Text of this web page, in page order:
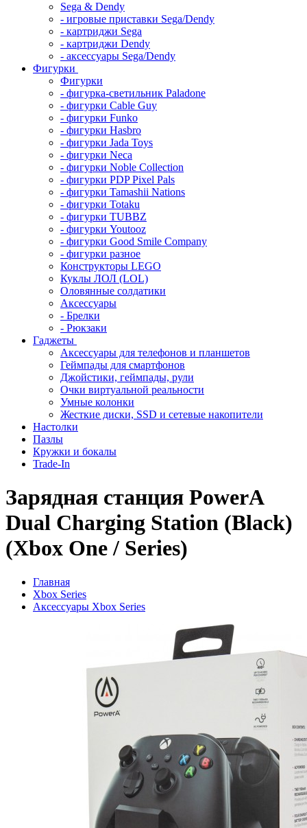
Sega & Dendy
- игровые приставки Sega/Dendy
- картриджи Sega
- картриджи Dendy
- аксессуары Sega/Dendy
Фигурки
Фигурки
- фигурка-светильник Paladone
- фигурки Cable Guy
- фигурки Funko
- фигурки Hasbro
- фигурки Jada Toys
- фигурки Neca
- фигурки Noble Collection
- фигурки PDP Pixel Pals
- фигурки Tamashii Nations
- фигурки Totaku
- фигурки TUBBZ
- фигурки Youtooz
- фигурки Good Smile Company
- фигурки разное
Конструкторы LEGO
Куклы ЛОЛ (LOL)
Оловянные солдатики
Аксессуары
- Брелки
- Рюкзаки
Гаджеты
Аксессуары для телефонов и планшетов
Геймпады для смартфонов
Джойстики, геймпады, рули
Очки виртуальной реальности
Умные колонки
Жесткие диски, SSD и сетевые накопители
Настолки
Пазлы
Кружки и бокалы
Trade-In
Зарядная станция PowerA
Dual Charging Station (Black)
(Xbox One / Series)
Главная
Xbox Series
Аксессуары Xbox Series